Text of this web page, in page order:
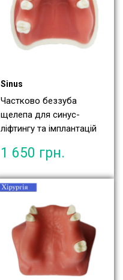
Sinus
Частково беззуба
щелепа для синус-
ліфтингу та імплантацій
1 650 грн.